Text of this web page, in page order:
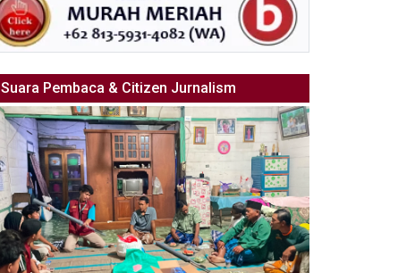
Suara Pembaca & Citizen Jurnalism